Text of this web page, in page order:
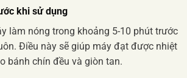
khi sử dụng
làm nóng trong khoảng 5-10 phút trước
Điều này sẽ giúp máy đạt được nhiệt
bánh chín đều và giòn tan.